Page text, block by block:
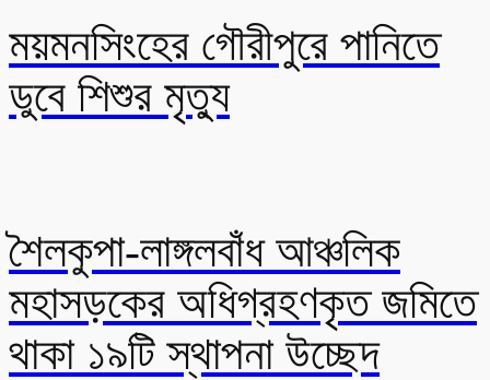
ময়মনসিংহের গৌরীপুরে পানিতে
ডুবে শিশুর মৃত্যু
শৈলকুপা-লাঙ্গলবাঁধ আঞ্চলিক
মহাসড়কের অধিগ্রহণকৃত জমিতে
থাকা ১৯টি স্থাপনা উচ্ছেদ